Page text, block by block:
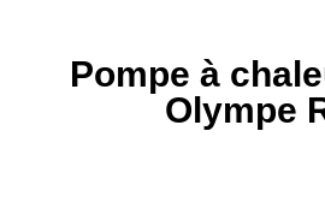
Pompe à
Olympe